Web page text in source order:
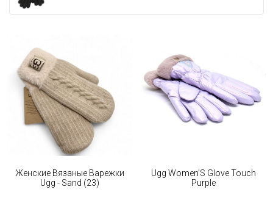
Женские Вязаные Варежки
Ugg - Sand (23)
Ugg Women'S Glove Touch
Purple